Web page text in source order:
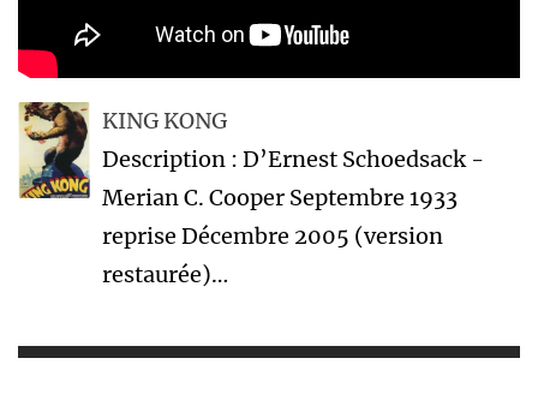
KING KONG
Description : D’Ernest Schoedsack -
Merian C. Cooper Septembre 1933
reprise Décembre 2005 (version
restaurée)…